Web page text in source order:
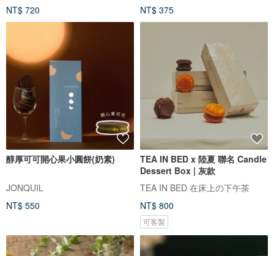
NT$ 720
NT$ 375
醇厚可可開心果小圓餅(奶素)
JONQUIL
NT$ 550
TEA IN BED x 陸夏 聯名 Candle
Dessert Box | 灰款
TEA IN BED 在床上の下午茶
NT$ 800
可客製